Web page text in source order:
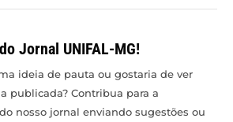
Jornal UNIFAL-MG!
ideia de pauta ou gostaria de ver
publicada? Contribua para a
nosso jornal enviando sugestões ou